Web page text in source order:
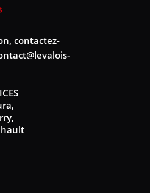
contactez-